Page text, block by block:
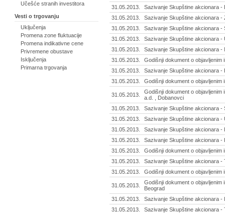
Učešće stranih investitora
Vesti o trgovanju
Uključenja
Promena zone fluktuacije
Promena indikativne cene
Privremene obustave
Isključenja
Primarna trgovanja
31.05.2013.
Sazivanje Skupštine akcionara
31.05.2013.
Sazivanje Skupštine akcionara -
31.05.2013.
Sazivanje Skupštine akcionara -
31.05.2013.
Sazivanje Skupštine akcionara -
31.05.2013.
Sazivanje Skupštine akcionara -
31.05.2013.
Godišnji dokument o
31.05.2013.
Sazivanje Skupštine akcionara -
31.05.2013.
Godišnji dokument o objavljenim
31.05.2013.
Godišnji dokument o
a.d. , Dobanovci
31.05.2013.
Sazivanje Skupštine akcionara -
31.05.2013.
Sazivanje Skupštine akcionara
31.05.2013.
Sazivanje Skupštine akcionara -
31.05.2013.
Sazivanje Skupštine akcionara -
31.05.2013.
Godišnji dokument o objavljenim
31.05.2013.
Sazivanje Skupštine akcionara -
31.05.2013.
Godišnji dokument o objavljenim
31.05.2013.
Godišnji dokument o
Beograd
31.05.2013.
Sazivanje Skupštine akcionara
31.05.2013.
Sazivanje Skupštine akcionara -